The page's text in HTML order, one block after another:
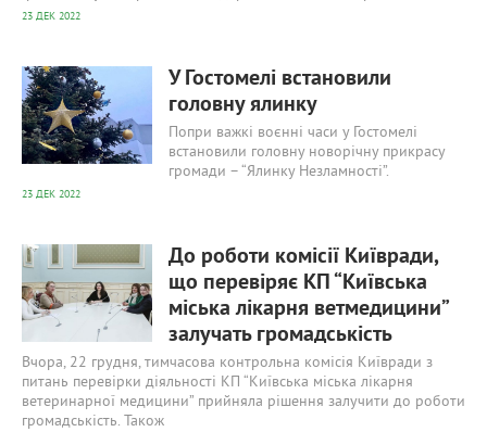
23 ДЕК 2022
У Гостомелі встановили
головну ялинку
Попри важкі воєнні часи у Гостомелі
встановили головну новорічну прикрасу
громади – “Ялинку Незламності”.
23 ДЕК 2022
До роботи комісії Київради,
що перевіряє КП “Київська
міська лікарня ветмедицини”
залучать громадськість
Вчора, 22 грудня, тимчасова контрольна комісія Київради з
питань перевірки діяльності КП “Київська міська лікарня
ветеринарної медицини” прийняла рішення залучити до роботи
громадськість. Також